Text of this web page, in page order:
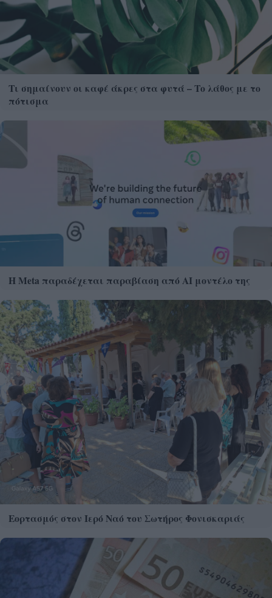
Τι σημαίνουν οι καφέ άκρες στα φυτά – Το λάθος με το
πότισμα
Η Meta παραδέχεται παραβίαση από AI μοντέλο της
Εορτασμός στον Ιερό Ναό του Σωτήρος Φονισκαριάς